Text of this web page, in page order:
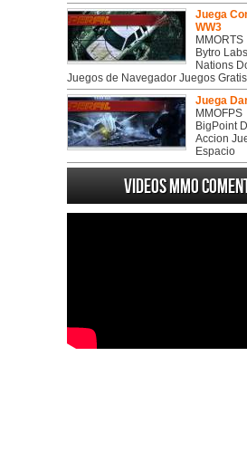
Juega
WW3
MMORTS
Bytro
Nations
Juegos de Navegador Juegos
Juega
MMOFPS
BigPoint
Accion
Espacio
Videos MMO